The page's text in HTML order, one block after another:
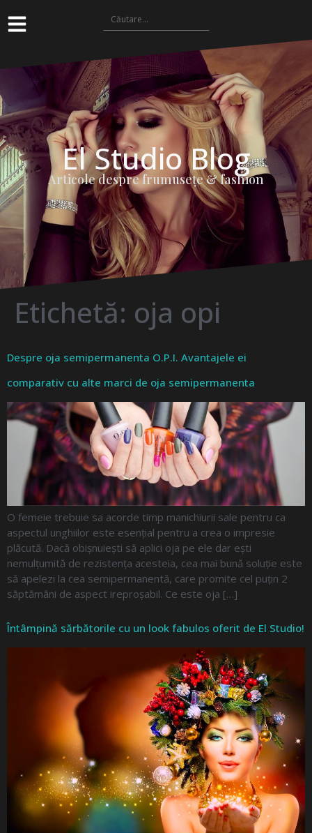
El Studio Blog
Articole despre frumuseţe & fashion
Etichetă: oja opi
Despre oja semipermanenta O.P.I. Avantajele ei
comparativ cu alte marci de oja semipermanenta
O femeie trebuie sa acorde timp manichiurii sale pentru ca
aspectul unghiilor este esenţial pentru a crea o impresie
plăcută. Dacă obişnuieşti să aplici oja pe ele dar eşti
nemulţumită de rezistenţa acesteia, cea mai bună soluţie este
să apelezi la cea semipermanentă, care promite cel puţin 2
săptămâni de aspect ireproşabil. Ce este oja […]
Întâmpină sărbătorile cu un look fabulos oferit de El Studio!